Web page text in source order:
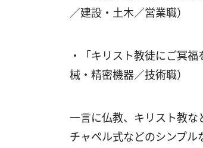
／建設・土木／営業職）
・「キリスト教徒にご冥
械・精密機器／技術職）
一言に仏教、キリスト教な
チャペル式などのシンプ